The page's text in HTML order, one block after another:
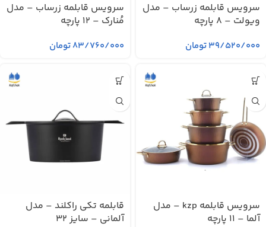
سرویس قابلمه زرساب – مدل
ویولت – 8 پارچه
۳۹/۵۲۰/۰۰۰تومان
سرویس قابلمه زرساب – مدل
مُنارک – 12 پارچه
۸۳/۷۶۰/۰۰۰تومان
سرویس قابلمه kzp – مدل
آلما – 11 پارچه
قابلمه تکی راکلند – مدل
آلمانی – سایز 32